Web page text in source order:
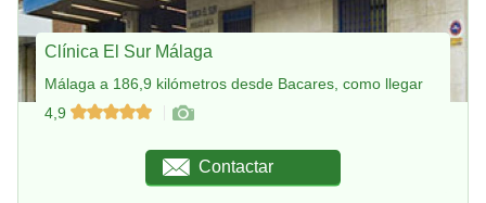
Clínica El Sur Málaga
Málaga a 186,9 kilómetros desde Bacares, como llegar
4,9
Contactar